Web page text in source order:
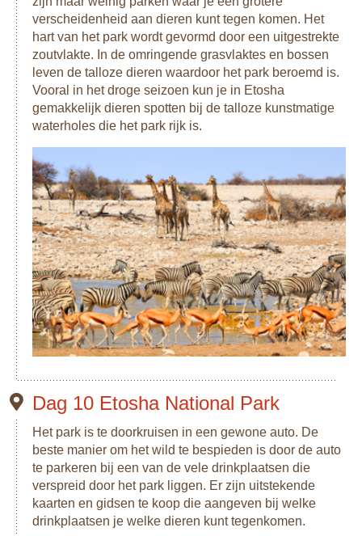
verscheidenheid aan dieren kunt tegen komen. Het
hart van het park wordt gevormd door een uitgestrekte
zoutvlakte. In de omringende grasvlaktes en bossen
leven de talloze dieren waardoor het park beroemd is.
Vooral in het droge seizoen kun je in Etosha
gemakkelijk dieren spotten bij de talloze kunstmatige
waterholes die het park rijk is.
Dag 10 Etosha National Park
Het park is te doorkruisen in een gewone auto. De
beste manier om het wild te bespieden is door de auto
te parkeren bij een van de vele drinkplaatsen die
verspreid door het park liggen. Er zijn uitstekende
kaarten en gidsen te koop die aangeven bij welke
drinkplaatsen je welke dieren kunt tegenkomen.